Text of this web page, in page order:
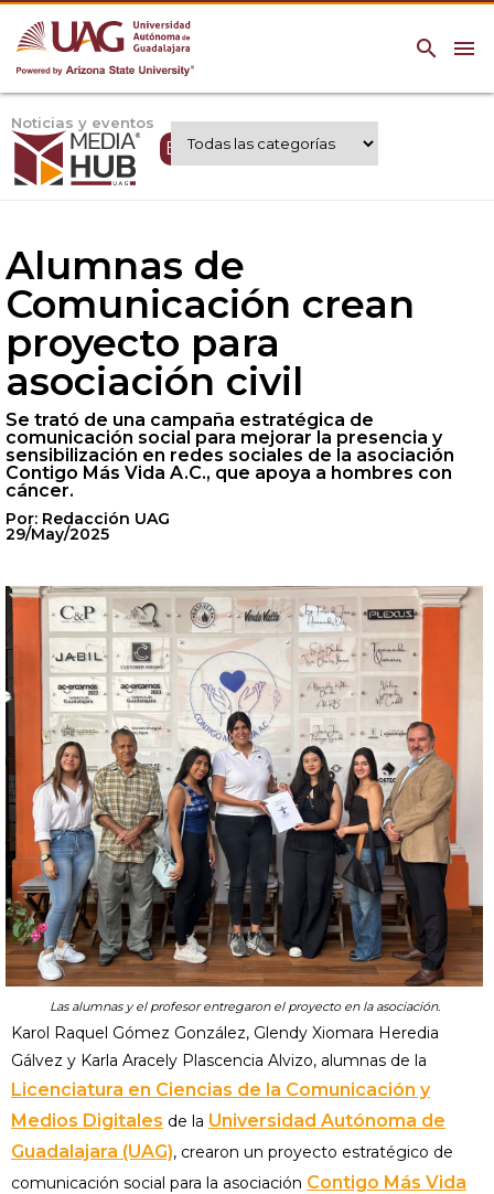
menu
search
Noticias y eventos
Expertos UAG
Alumnas de
Comunicación crean
proyecto para
asociación civil
Se trató de una campaña estratégica de
comunicación social para mejorar la presencia y
sensibilización en redes sociales de la asociación
Contigo Más Vida A.C., que apoya a hombres con
cáncer.
Por: Redacción UAG
29/May/2025
Las alumnas y el profesor entregaron el proyecto en la asociación.
Karol Raquel Gómez González, Glendy Xiomara Heredia
Gálvez y Karla Aracely Plascencia Alvizo, alumnas de la
Licenciatura en Ciencias de la Comunicación y
Medios Digitales de la Universidad Autónoma de
Guadalajara (UAG), crearon un proyecto estratégico de
comunicación social para la asociación Contigo Más Vida